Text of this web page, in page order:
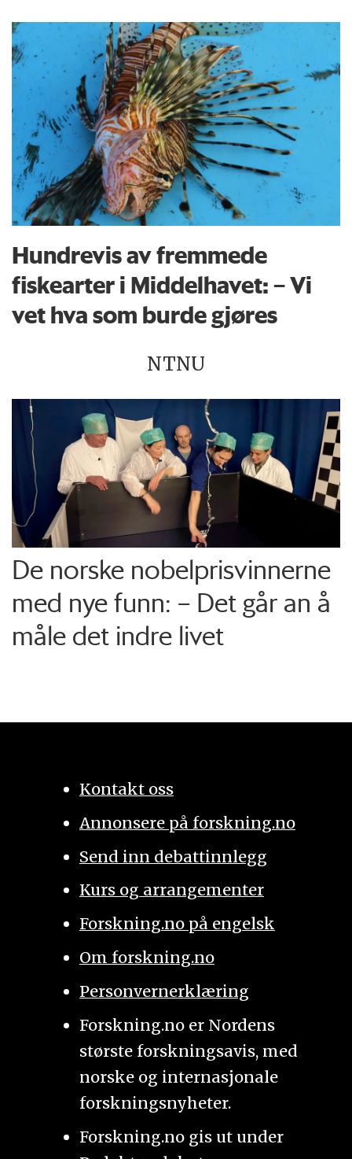
Hundrevis av fremmede
fiskearter i Middelhavet: – Vi
vet hva som burde gjøres
NTNU
De norske nobelprisvinnerne
med nye funn: – Det går an å
måle det indre livet
Kontakt oss
Annonsere på forskning.no
Send inn debattinnlegg
Kurs og arrangementer
Forskning.no på engelsk
Om forskning.no
Personvernerklæring
Forskning.no er Nordens
største forskningsavis, med
norske og internasjonale
forskningsnyheter.
Forskning.no gis ut under